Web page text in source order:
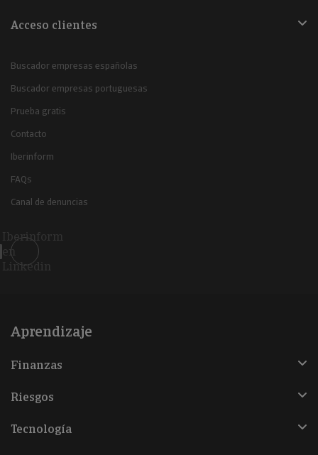
Acceso clientes
Buscador empresas españolas
Buscador empresas portuguesas
Prueba gratis
Contacto
Iberinform
FAQs
Canal de denuncias
Iberinform
en
Linkedin
Aprendizaje
Finanzas
Riesgos
Tecnología